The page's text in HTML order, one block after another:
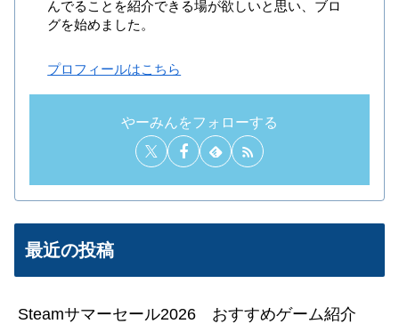
んでることを紹介できる場が欲しいと思い、ブロ
グを始めました。
プロフィールはこちら
やーみんをフォローする
最近の投稿
Steamサマーセール2026 おすすめゲーム紹介